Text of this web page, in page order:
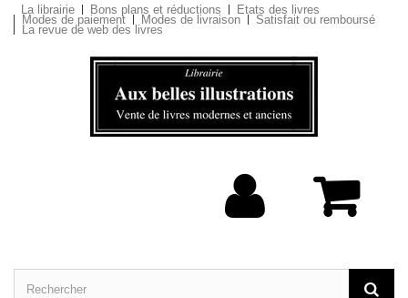
La librairie Bons plans et réductions Etats des livres
Modes de paiement Modes de livraison Satisfait ou remboursé
La revue de web des livres